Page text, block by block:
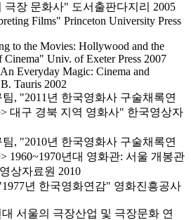
극장 문화사" 도서출판다지리 2005
Films" Princeton University Press
to the Movies: Hollywood and the
Cinema" Univ. of Exeter Press 2007
Everyday Magic: Cinema and
Tauris 2002
, "2011년 한국영화사 구술채록연
대구 경북 지역 영화사" 한국영상자
, "2010년 한국영화사 구술채록연
1960~1970년대 영화관: 서울 개봉관
상자료원 2010
년 한국영화연감" 영화진흥공사
서울의 극장산업 및 극장문화 연